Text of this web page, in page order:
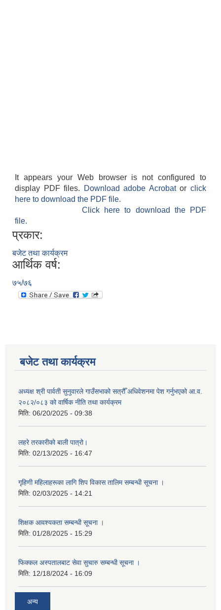
It appears your Web browser is not configured to
display PDF files.
Download adobe Acrobatorclick
here to download the PDF file.
Click here to download the PDF
file.
प्रकार:
बजेट तथा कार्यक्रम
आर्थिक वर्ष:
७५/७६
बजेट तथा कार्यक्रम
अध्यक्ष श्री पार्वती सुनुवारले गाउँसभाको सत्रौँ अधिवेशनमा पेश गर्नुभएको आ.व.
२०८२/०८३ को वार्षिक नीति तथा कार्यक्रम
मिति: 06/20/2025 - 09:38
लहरे तरकारीको बाली पात्रो।
मिति: 02/13/2025 - 16:47
गृहिणी महिलाहरूका लागि शिप विकास तालिम सम्बन्धी सूचना ‌।
मिति: 02/03/2025 - 14:21
शिक्षक आवश्यकता सम्बन्धी सूचना ।
मिति: 01/28/2025 - 15:29
फिक्कल अस्पतालबाट सेवा सुचारु सम्बन्धी सूचना ।
मिति: 12/18/2024 - 16:09
अन्य